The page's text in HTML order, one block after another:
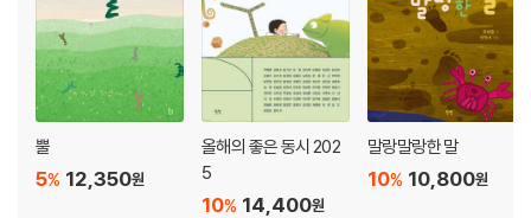
뿔
12,350원
5%
올해의 좋은 동시 202
5
14,400원
10%
말랑말랑한 말
10,800원
10%